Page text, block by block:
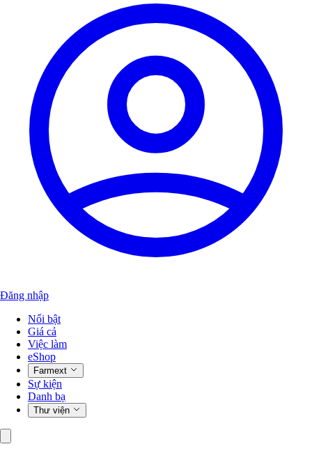
Đăng nhập
Nổi bật
Giá cả
Việc làm
eShop
Farmext
Sự kiện
Danh bạ
Thư viện